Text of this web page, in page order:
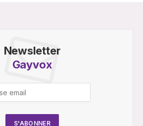
Newsletter
Gayvox